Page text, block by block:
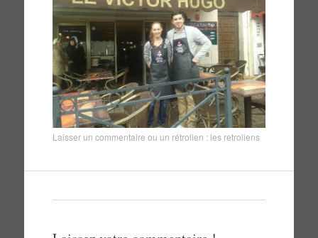
Laisser un commentaire ou un rétrolien : les retroliens